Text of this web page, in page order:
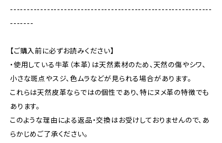
------------------------------------------------------------
-------
【ご購入前に必ずお読みください】
・使用している牛革（本革）は天然素材のため、天然の傷やシワ、
小さな斑点やスジ、色ムラなどが見られる場合があります。
これらは天然皮革ならではの個性であり、特にヌメ革の特徴でも
あります。
このような理由による返品・交換はお受けしておりませんので、あ
らかじめご了承ください。